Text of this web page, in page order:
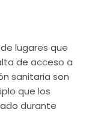
lugares que
de acceso a
sanitaria son
que los
durante